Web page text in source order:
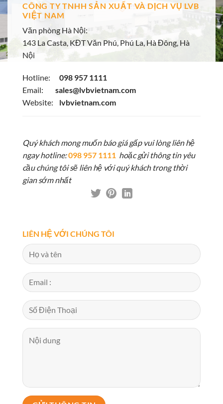
CÔNG TY TNHH SẢN XUẤT VÀ DỊCH VỤ LVB
VIỆT NAM
Văn phòng Hà Nội:
143 La Casta, KĐT Văn Phú, Phú La, Hà Đông, Hà
Nội
Hotline:
098 957 1111
Email:
sales@lvbvietnam.com
Website:
lvbvietnam.com
Quý khách mong muốn báo giá gấp vui lòng liên hệ
ngay hotline:098 957 1111 hoặc gửi thông tin yêu
cầu chúng tôi sẽ liên hệ với quý khách trong thời
gian sớm nhất
LIÊN HỆ VỚI CHÚNG TÔI